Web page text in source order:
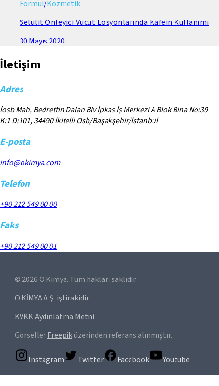
Formül/Kozmetik
Selülit Önleyici Vücut Losyonlarında Kafein Kullanımı
30 Mayıs 2020
İletişim
Adres
İosb Mah, Bedrettin Dalan Blv İpkas İş Merkezi A Blok Bina No:39
K:1 D:101, 34490 İkitelli Osb/Başakşehir/İstanbul
E-posta
info@okimya.com
Telefon
+90 212 549 00 00
Faks
+90 212 549 00 01
© 2026 O Kimya. Tüm hakları saklıdır.
O KİMYA A.Ş. iştirakidir.
KVKK Aydınlatma Metni
GörsellerFreepiküzerinden referans alınmıştır.
Instagram Twitter Facebook Youtube